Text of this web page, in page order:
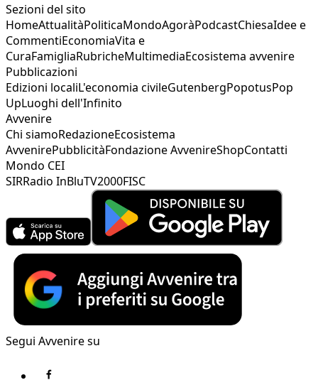
Sezioni del sito
HomeAttualitàPoliticaMondoAgoràPodcastChiesaIdee e
CommentiEconomiaVita e
CuraFamigliaRubricheMultimediaEcosistema avvenire
Pubblicazioni
Edizioni localiL'economia civileGutenbergPopotusPop
UpLuoghi dell'Infinito
Avvenire
Chi siamoRedazioneEcosistema
AvvenirePubblicitàFondazione AvvenireShopContatti
Mondo CEI
SIRRadio InBluTV2000FISC
Segui Avvenire su